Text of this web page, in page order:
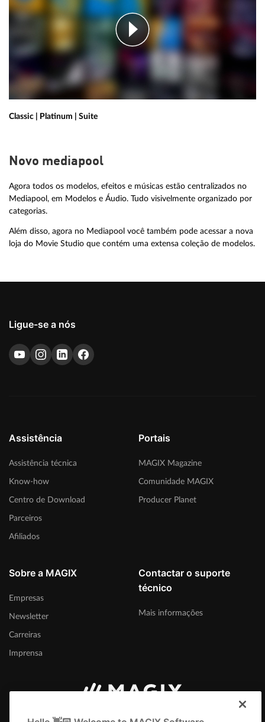
Classic | Platinum | Suite
Novo mediapool
Agora todos os modelos, efeitos e músicas estão centralizados no
Mediapool, em Modelos e Áudio. Tudo visivelmente organizado por
categorias.
Além disso, agora no Mediapool você também pode acessar a nova
loja do Movie Studio que contém uma extensa coleção de modelos.
Ligue-se a nós
Assistência
Assistência técnica
Know-how
Centro de Download
Parceiros
Afiliados
Portais
MAGIX Magazine
Comunidade MAGIX
Producer Planet
Sobre a MAGIX
Empresas
Newsletter
Carreiras
Imprensa
Contactar o suporte
técnico
Mais informações
Portugal